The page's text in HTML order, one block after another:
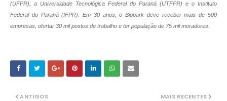
(UFPR), a Universidade Tecnológica Federal do Paraná (UTFPR) e o Instituto
Federal do Paraná (IFPR). Em 30 anos, oBiopark deve receber mais de 500
empresas, ofertar 30 mil postos de trabalho e ter população de 75 mil moradores.
MAIS RECENTES
ANTIGOS